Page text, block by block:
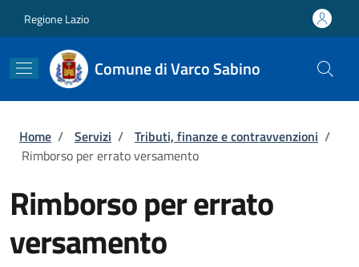
Regione Lazio
Comune di Varco Sabino
Briciole di pane
Home / Servizi / Tributi, finanze e contravvenzioni /
Rimborso per errato versamento
Rimborso per errato
versamento